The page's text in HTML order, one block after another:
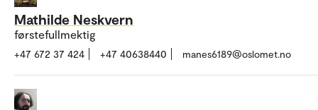
Mathilde Neskvern
førstefullmektig
+47 672 37 424 +47 40638440 manes6189@oslomet.no